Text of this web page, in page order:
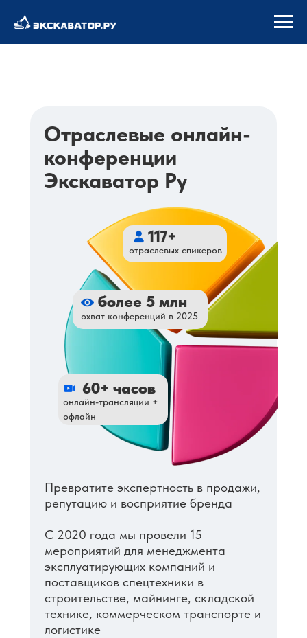
Отраслевые онлайн-
конференции
Экскаватор Ру
Превратите экспертность в продажи,
репутацию и восприятие бренда
С 2020 года мы провели 15
мероприятий для менеджмента
эксплуатирующих компаний и
поставщиков спецтехники в
строительстве, майнинге, складской
технике, коммерческом транспорте и
логистике
охват конференций в 2025
более 5 млн
онлайн-трансляции +
офлайн
60+ часов
отраслевых спикеров
117+